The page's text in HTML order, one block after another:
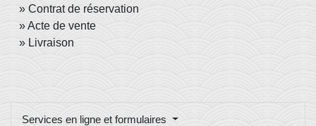
Contrat de réservation
Acte de vente
Livraison
Services en ligne et formulaires